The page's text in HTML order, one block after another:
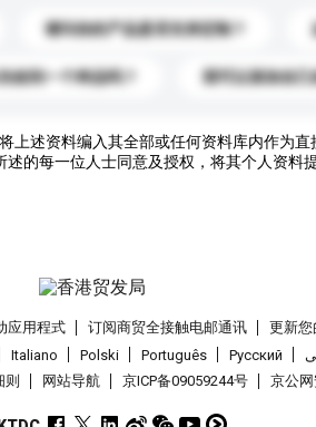
请问你的产品是否支持定制？
收到一个样品吗？ 我可以添加自己
上述资料编入其全部或任何资料库内作为
的每一位人士同意及授权，将其个人资料
应用程式 订阅商贸全接触电邮通讯 更新
Italiano Polski Português Pусский
则 网站导航 京ICP备09059244号 京公